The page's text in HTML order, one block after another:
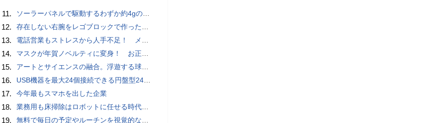
11. ソーラーパネルで駆動するわずか約4gの超軽量ドローン「CoulombFly」
12. 存在しない右腕をレゴブロックで作った少年ビルダーが登場
13. 電話営業もストレスから人手不足！ メンタルに心配ない会話AI 「Sakura TALK」が営業電話をかける時代がくる
14. マスクが年賀ノベルティに変身！ お正月特別パッケージの注文受付開始
15. アートとサイエンスの融合。浮遊する球体インテリア「Buda Ball(ブダボール)」
16. USB機器を最大24個接続できる円盤型24ポートUSBハブが登場
17. 今年最もスマホを出した企業
18. 業務用も床掃除はロボットに任せる時代が本格到来 ビルメンヒューマンフェア ＆ クリーンEXPO 2018
19. 無料で毎日の予定やルーチンを視覚的なブロック配置で把握しNextCloud・WebDAV・Obsidianなどで同期＆AI連携・歩数記録・専用Androidアプリ・StreamDeckの双方向完全連携も可能な「dayGLANCE」、アカウント登録不要でセルフホストも可能